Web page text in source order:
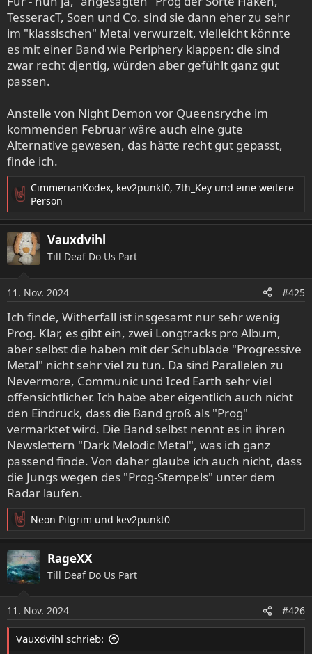
TesseracT, Soen und Co. sind sie dann eher zu sehr
im "klassischen" Metal verwurzelt, vielleicht könnte
es mit einer Band wie Periphery klappen: die sind
zwar recht djentig, würden aber gefühlt ganz gut
passen.
Anstelle von Night Demon vor Queensryche im
kommenden Februar wäre auch eine gute
Alternative gewesen, das hätte recht gut gepasst,
finde ich.
R
a
k
t
i
o
n
e
n
:
CimmerianKodex, kev2punkt0, 7th_Key und eine weitere
Person
Vauxdvihl
Till Deaf Do Us Part
11. Nov. 2024 #425
Ich finde, Witherfall ist insgesamt nur sehr wenig
Prog. Klar, es gibt ein, zwei Longtracks pro Album,
aber selbst die haben mit der Schublade "Progressive
Metal" nicht sehr viel zu tun. Da sind Parallelen zu
Nevermore, Communic und Iced Earth sehr viel
offensichtlicher. Ich habe aber eigentlich auch nicht
den Eindruck, dass die Band groß als "Prog"
vermarktet wird. Die Band selbst nennt es in ihren
Newslettern "Dark Melodic Metal", was ich ganz
passend finde. Von daher glaube ich auch nicht, dass
die Jungs wegen des "Prog-Stempels" unter dem
Radar laufen.
R
e
a
k
t
n
e
n
Neon Pilgrim und kev2punkt0
RageXX
Till Deaf Do Us Part
11. Nov. 2024 #426
Vauxdvihl schrieb: